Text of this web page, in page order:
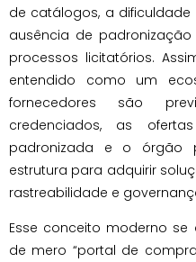
de catálogos, a
ausência de
processos licitatórios.
entendido como um
fornecedores são
credenciados, as
padronizada e o órgão
estrutura para adquirir
rastreabilidade e
Esse conceito moderno
de mero “portal de